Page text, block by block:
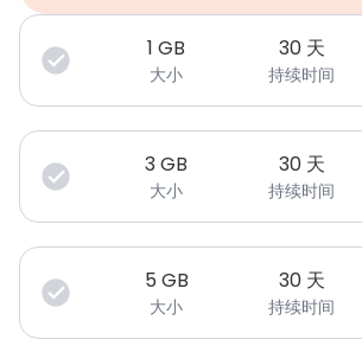
1 GB
大小
30 天
持续时间
3GB
大小
30 天
持续时间
5 GB
大小
30 天
持续时间